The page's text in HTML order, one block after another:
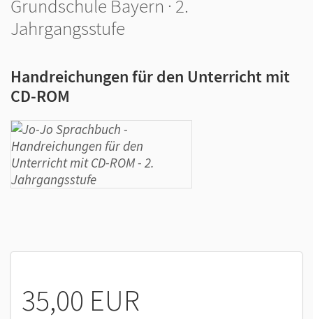
Grundschule Bayern · 2.
Jahrgangsstufe
Handreichungen für den Unterricht mit
CD-ROM
35,00 EUR